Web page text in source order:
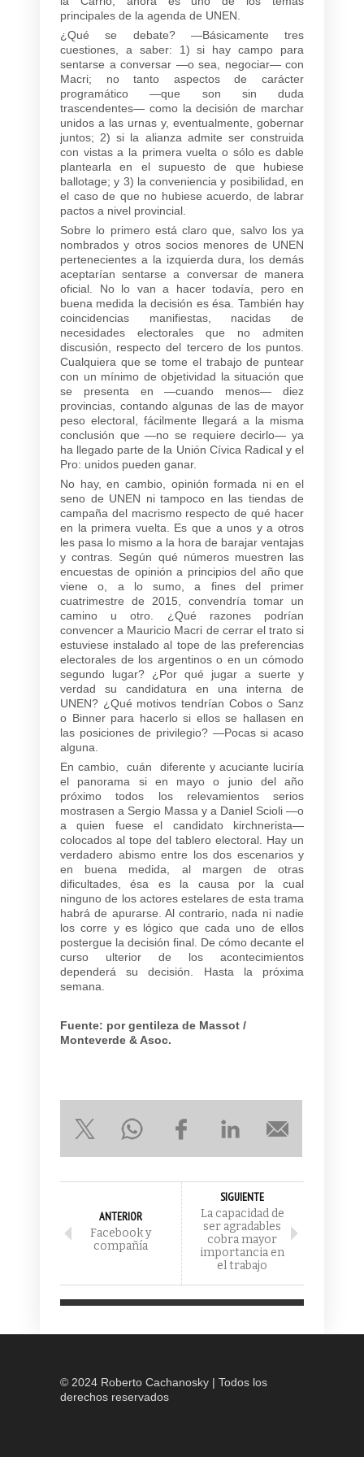
principales de la agenda de UNEN.
¿Qué se debate? —Básicamente tres
cuestiones, a saber: 1) si hay campo para
sentarse a conversar —o sea, negociar— con
Macri; no tanto aspectos de carácter
programático —que son sin duda
trascendentes— como la decisión de marchar
unidos a las urnas y, eventualmente, gobernar
juntos; 2) si la alianza admite ser construida
con vistas a la primera vuelta o sólo es dable
plantearla en el supuesto de que hubiese
ballotage; y 3) la conveniencia y posibilidad, en
el caso de que no hubiese acuerdo, de labrar
pactos a nivel provincial.
Sobre lo primero está claro que, salvo los ya
nombrados y otros socios menores de UNEN
pertenecientes a la izquierda dura, los demás
aceptarían sentarse a conversar de manera
oficial. No lo van a hacer todavía, pero en
buena medida la decisión es ésa. También hay
coincidencias manifiestas, nacidas de
necesidades electorales que no admiten
discusión, respecto del tercero de los puntos.
Cualquiera que se tome el trabajo de puntear
con un mínimo de objetividad la situación que
se presenta en —cuando menos— diez
provincias, contando algunas de las de mayor
peso electoral, fácilmente llegará a la misma
conclusión que —no se requiere decirlo— ya
ha llegado parte de la Unión Cívica Radical y el
Pro: unidos pueden ganar.
No hay, en cambio, opinión formada ni en el
seno de UNEN ni tampoco en las tiendas de
campaña del macrismo respecto de qué hacer
en la primera vuelta. Es que a unos y a otros
les pasa lo mismo a la hora de barajar ventajas
y contras. Según qué números muestren las
encuestas de opinión a principios del año que
viene o, a lo sumo, a fines del primer
cuatrimestre de 2015, convendría tomar un
camino u otro. ¿Qué razones podrían
convencer a Mauricio Macri de cerrar el trato si
estuviese instalado al tope de las preferencias
electorales de los argentinos o en un cómodo
segundo lugar? ¿Por qué jugar a suerte y
verdad su candidatura en una interna de
UNEN? ¿Qué motivos tendrían Cobos o Sanz
o Binner para hacerlo si ellos se hallasen en
las posiciones de privilegio? —Pocas si acaso
alguna.
En cambio, cuán diferente y acuciante luciría
el panorama si en mayo o junio del año
próximo todos los relevamientos serios
mostrasen a Sergio Massa y a Daniel Scioli —o
a quien fuese el candidato kirchnerista—
colocados al tope del tablero electoral. Hay un
verdadero abismo entre los dos escenarios y
en buena medida, al margen de otras
dificultades, ésa es la causa por la cual
ninguno de los actores estelares de esta trama
habrá de apurarse. Al contrario, nada ni nadie
los corre y es lógico que cada uno de ellos
postergue la decisión final. De cómo decante el
curso ulterior de los acontecimientos
dependerá su decisión. Hasta la próxima
semana.
Fuente: por gentileza de Massot /
Monteverde & Asoc.
ANTERIOR
Facebook y
compañía
SIGUIENTE
La capacidad de
ser agradables
cobra mayor
importancia en
el trabajo
© 2024 Roberto Cachanosky | Todos los
derechos reservados